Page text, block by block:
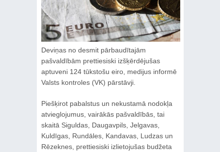
Deviņas no desmit pārbaudītajām
pašvaldībām prettiesiski izšķērdējušas
aptuveni 124 tūkstošu eiro, medijus informē
Valsts kontroles (VK) pārstāvji.
Piešķirot pabalstus un nekustamā nodokļa
atvieglojumus, vairākās pašvaldībās, tai
skaitā Siguldas, Daugavpils, Jelgavas,
Kuldīgas, Rundāles, Kandavas, Ludzas un
Rēzeknes, prettiesiski izlietojušas budžeta